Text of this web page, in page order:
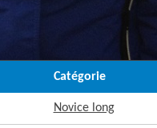
Catégorie
Novice long